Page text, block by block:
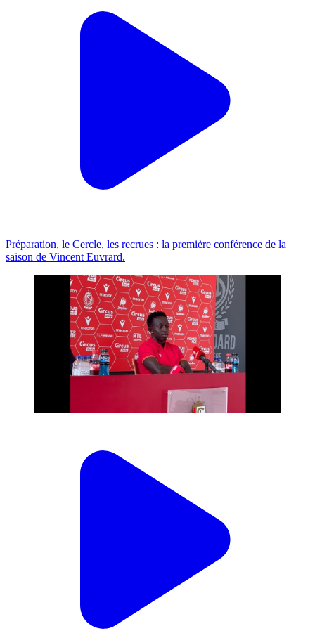
Préparation, le Cercle, les recrues : la première conférence de la
saison de Vincent Euvrard.